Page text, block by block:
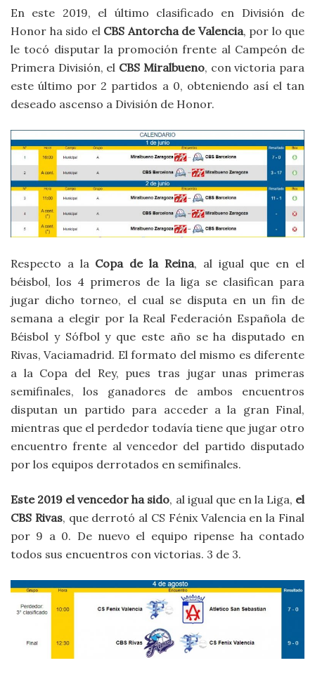
En este 2019, el último clasificado en División de
Honor ha sido el CBS Antorcha de Valencia, por lo que
le tocó disputar la promoción frente al Campeón de
Primera División, el CBS Miralbueno, con victoria para
este último por 2 partidos a 0, obteniendo así el tan
deseado ascenso a División de Honor.
Respecto a la Copa de la Reina, al igual que en el
béisbol, los 4 primeros de la liga se clasifican para
jugar dicho torneo, el cual se disputa en un fin de
semana a elegir por la Real Federación Española de
Béisbol y Sófbol y que este año se ha disputado en
Rivas, Vaciamadrid. El formato del mismo es diferente
a la Copa del Rey, pues tras jugar unas primeras
semifinales, los ganadores de ambos encuentros
disputan un partido para acceder a la gran Final,
mientras que el perdedor todavía tiene que jugar otro
encuentro frente al vencedor del partido disputado
por los equipos derrotados en semifinales.
Este 2019 el vencedor ha sido, al igual que en la Liga, el
CBS Rivas, que derrotó al CS Fénix Valencia en la Final
por 9 a 0. De nuevo el equipo ripense ha contado
todos sus encuentros con victorias. 3 de 3.